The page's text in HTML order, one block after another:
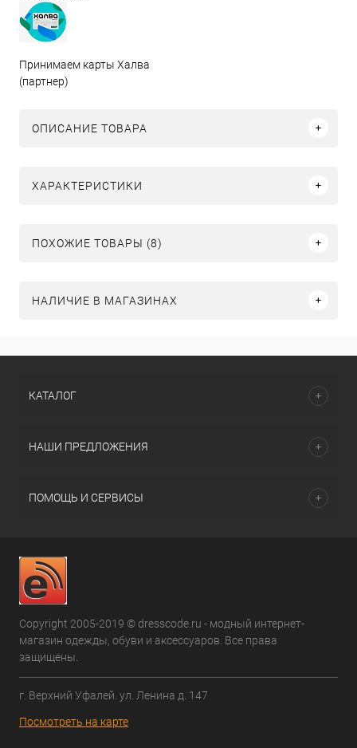
Принимаем карты Халва
(партнер)
ОПИСАНИЕ ТОВАРА
ХАРАКТЕРИСТИКИ
ПОХОЖИЕ ТОВАРЫ (8)
НАЛИЧИЕ В МАГАЗИНАХ
КАТАЛОГ
НАШИ ПРЕДЛОЖЕНИЯ
ПОМОЩЬ И СЕРВИСЫ
Copyright 2005-2019 © dresscode.ru - модный интернет-
магазин одежды, обуви и аксессуаров. Все права
защищены.
г. Верхний Уфалей. ул. Ленина д. 147
Посмотреть на карте